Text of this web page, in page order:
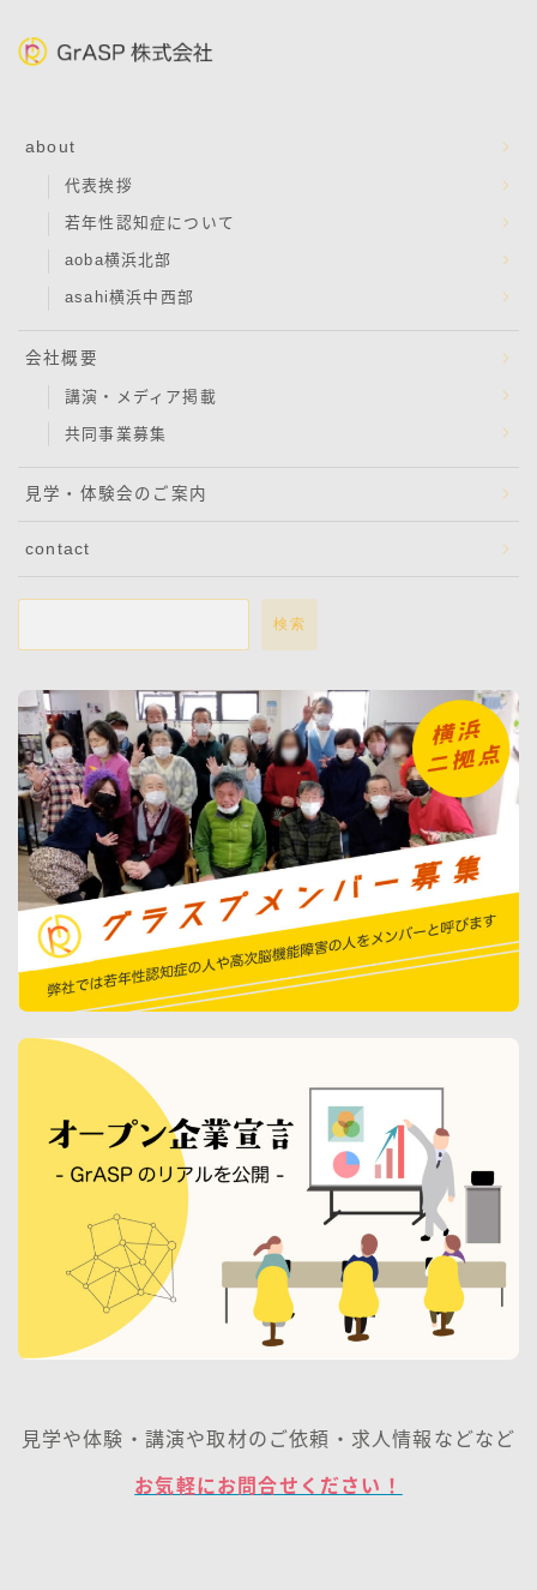
about
代表挨拶
若年性認知症について
aoba横浜北部
asahi横浜中西部
会社概要
講演・メディア掲載
共同事業募集
見学・体験会のご案内
contact
検索
見学や体験・講演や取材のご依頼・求人情報などなど
お気軽にお問合せください！